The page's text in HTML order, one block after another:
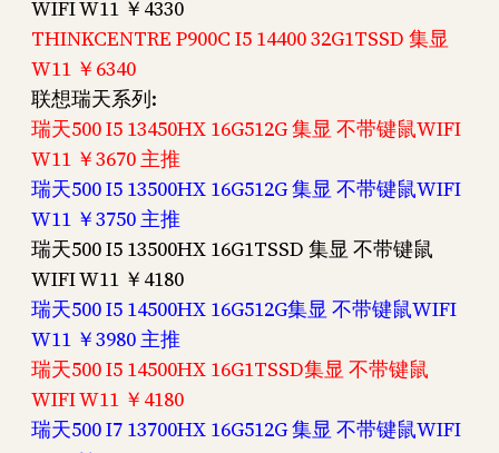
WIFI W11 ￥4330
THINKCENTRE P900C I5 14400 32G1TSSD 集显
W11 ￥6340
联想瑞天系列:
瑞天500 I5 13450HX 16G512G 集显 不带键鼠WIFI
W11 ￥3670 主推
瑞天500 I5 13500HX 16G512G 集显 不带键鼠WIFI
W11 ￥3750 主推
瑞天500 I5 13500HX 16G1TSSD 集显 不带键鼠
WIFI W11 ￥4180
瑞天500 I5 14500HX 16G512G集显 不带键鼠WIFI
W11 ￥3980 主推
瑞天500 I5 14500HX 16G1TSSD集显 不带键鼠
WIFI W11 ￥4180
瑞天500 I7 13700HX 16G512G 集显 不带键鼠WIFI